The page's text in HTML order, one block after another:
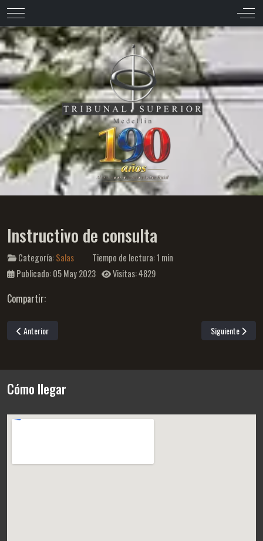
Mobile Menu Toggle Off-
Instructivo de consulta
Categoría:Salas
Tiempo de lectura: 1 min
Publicado: 05 May 2023
Visitas: 4829
Compartir:
Artículo anterior: Secretaría sala de extinción de dominio
Anterior Artículo
Siguiente
Cómo llegar